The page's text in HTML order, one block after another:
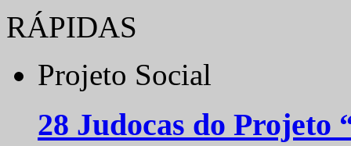
Continue Lendo...
RÁPIDAS
Projeto Social